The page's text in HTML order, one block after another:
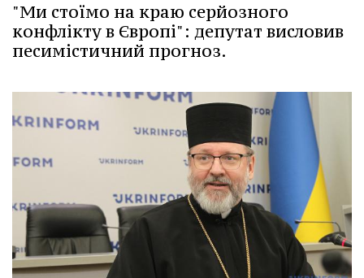
"Ми стоїмо на краю серйозного
конфлікту в Європі": депутат висловив
песимістичний прогноз.